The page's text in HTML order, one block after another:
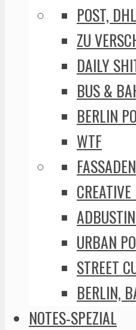
POST,
ZU
DAILY
BUS &
BERLIN
WTF
URBAN
STREET
BERLIN,
NOTES-SPEZIAL